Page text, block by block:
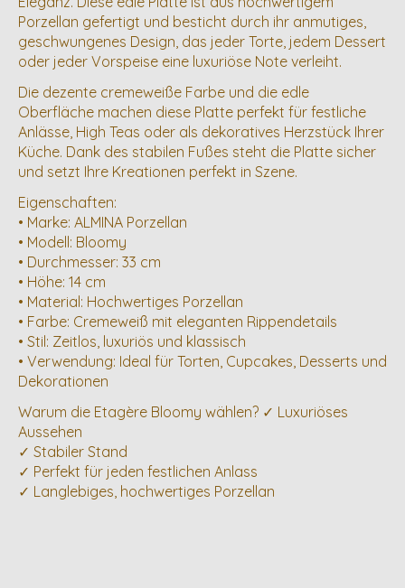
Porzellan gefertigt und besticht durch ihr anmutiges,
geschwungenes Design, das jeder Torte, jedem Dessert
oder jeder Vorspeise eine luxuriöse Note verleiht.
Die dezente cremeweiße Farbe und die edle
Oberfläche machen diese Platte perfekt für festliche
Anlässe, High Teas oder als dekoratives Herzstück Ihrer
Küche. Dank des stabilen Fußes steht die Platte sicher
und setzt Ihre Kreationen perfekt in Szene.
Eigenschaften:
• Marke: ALMINA Porzellan
• Modell: Bloomy
• Durchmesser: 33 cm
• Höhe: 14 cm
• Material: Hochwertiges Porzellan
• Farbe: Cremeweiß mit eleganten Rippendetails
• Stil: Zeitlos, luxuriös und klassisch
• Verwendung: Ideal für Torten, Cupcakes, Desserts und
Dekorationen
Warum die Etagère Bloomy wählen? ✓ Luxuriöses
Aussehen
✓ Stabiler Stand
✓ Perfekt für jeden festlichen Anlass
✓ Langlebiges, hochwertiges Porzellan